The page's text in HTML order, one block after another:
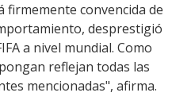
firmemente convencida de
desprestigió
a nivel mundial. Como
reflejan todas las
mencionadas", afirma.